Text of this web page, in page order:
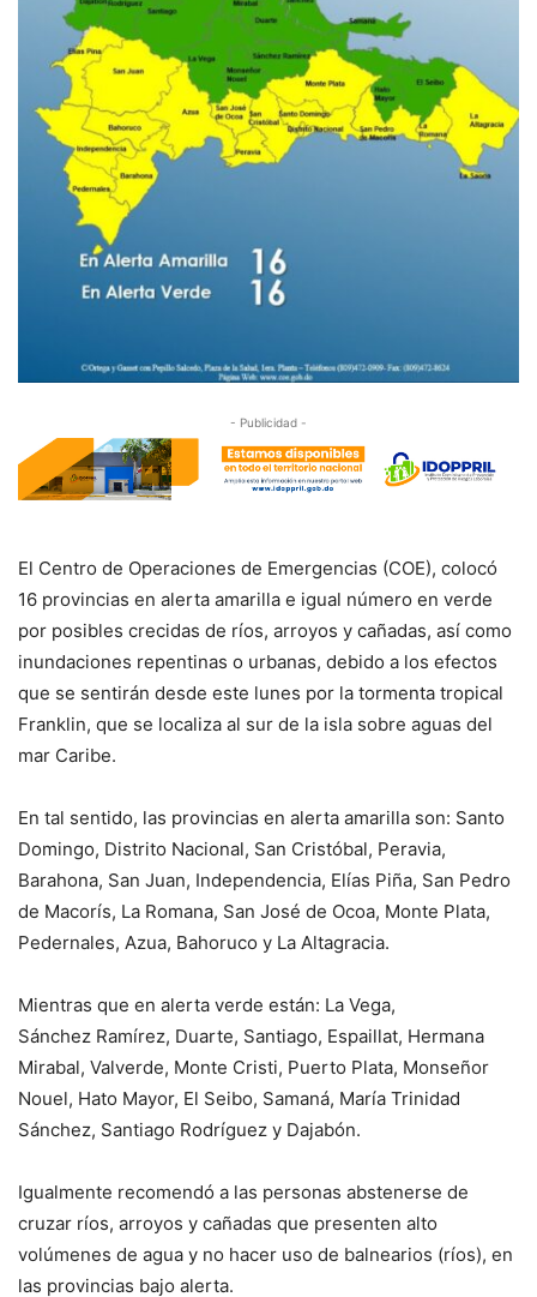
- Publicidad -
El Centro de Operaciones de Emergencias (COE), colocó
16 provincias en alerta amarilla e igual número en verde
por posibles crecidas de ríos, arroyos y cañadas, así como
inundaciones repentinas o urbanas, debido a los efectos
que se sentirán desde este lunes por la tormenta tropical
Franklin, que se localiza al sur de la isla sobre aguas del
mar Caribe.
En tal sentido, las provincias en alerta amarilla son: Santo
Domingo, Distrito Nacional, San Cristóbal, Peravia,
Barahona, San Juan, Independencia, Elías Piña, San Pedro
de Macorís, La Romana, San José de Ocoa, Monte Plata,
Pedernales, Azua, Bahoruco y La Altagracia.
Mientras que en alerta verde están: La Vega,
Sánchez Ramírez, Duarte, Santiago, Espaillat, Hermana
Mirabal, Valverde, Monte Cristi, Puerto Plata, Monseñor
Nouel, Hato Mayor, El Seibo, Samaná, María Trinidad
Sánchez, Santiago Rodríguez y Dajabón.
Igualmente recomendó a las personas abstenerse de
cruzar ríos, arroyos y cañadas que presenten alto
volúmenes de agua y no hacer uso de balnearios (ríos), en
las provincias bajo alerta.